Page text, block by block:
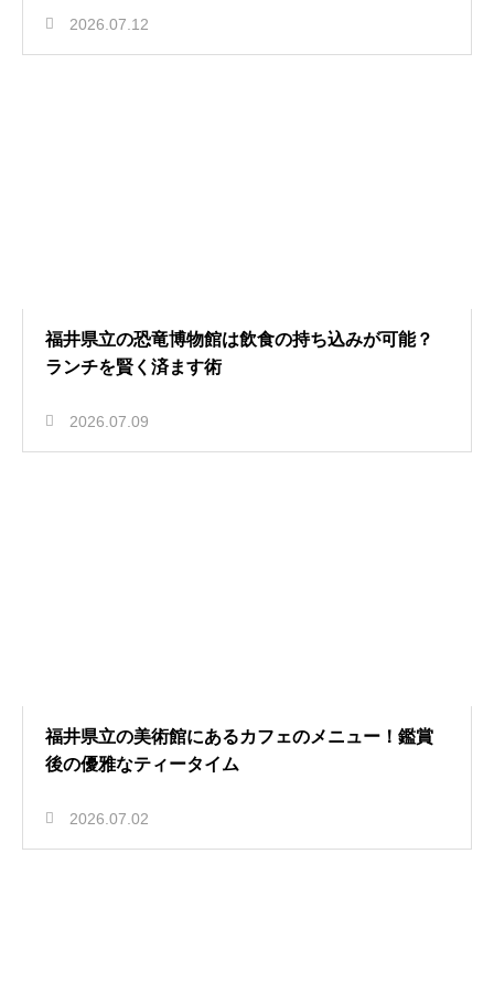
2026.07.12
福井県立の恐竜博物館は飲食の持ち込みが可能？
ランチを賢く済ます術
2026.07.09
福井県立の美術館にあるカフェのメニュー！鑑賞
後の優雅なティータイム
2026.07.02